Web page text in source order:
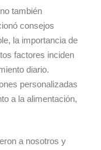
también
consejos
la importancia de
factores inciden
diario.
personalizadas
a la alimentación,
a nosotros y